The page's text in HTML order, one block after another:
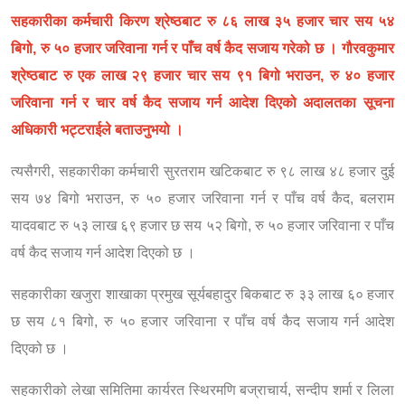
सहकारीका कर्मचारी किरण श्रेष्ठबाट रु ८६ लाख ३५ हजार चार सय ५४
बिगो, रु ५० हजार जरिवाना गर्न र पाँच वर्ष कैद सजाय गरेको छ । गौरवकुमार
श्रेष्ठबाट रु एक लाख २९ हजार चार सय ९१ बिगो भराउन, रु ४० हजार
जरिवाना गर्न र चार वर्ष कैद सजाय गर्न आदेश दिएको अदालतका सूचना
अधिकारी भट्टराईले बताउनुभयो ।
त्यसैगरी, सहकारीका कर्मचारी सुरतराम खटिकबाट रु ९८ लाख ४८ हजार दुई
सय ७४ बिगो भराउन, रु ५० हजार जरिवाना गर्न र पाँच वर्ष कैद, बलराम
यादवबाट रु ५३ लाख ६९ हजार छ सय ५२ बिगो, रु ५० हजार जरिवाना र पाँच
वर्ष कैद सजाय गर्न आदेश दिएको छ ।
सहकारीका खजुरा शाखाका प्रमुख सूर्यबहादुर बिकबाट रु ३३ लाख ६० हजार
छ सय ८१ बिगो, रु ५० हजार जरिवाना र पाँच वर्ष कैद सजाय गर्न आदेश
दिएको छ ।
सहकारीको लेखा समितिमा कार्यरत स्थिरमणि बज्राचार्य, सन्दीप शर्मा र लिला